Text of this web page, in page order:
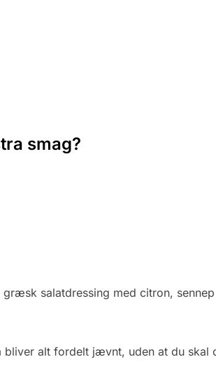
smag?
salatdressing med citron,
alt fordelt jævnt, uden at du skal